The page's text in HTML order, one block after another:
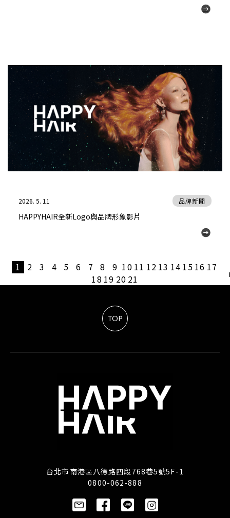
2026. 5. 11
HAPPYHAIR全新Logo與品牌形象影片
品牌新聞
1 2 3 4 5 6 7 8 9 10 11 12 13 14 15 16 17
18 19 20 21
TOP
台北市南港區八德路四段768巷5號5F-1
0800-062-888